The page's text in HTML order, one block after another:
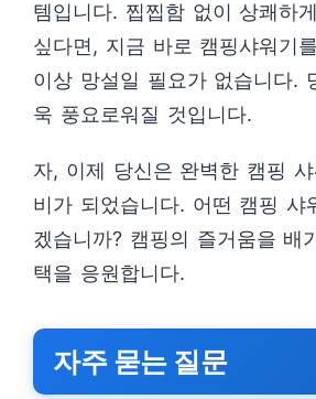
템입니다. 찝찝함 없이 상쾌하
싶다면, 지금 바로 캠핑샤워기
이상 망설일 필요가 없습니다.
욱 풍요로워질 것입니다.
자, 이제 당신은 완벽한 캠핑
비가 되었습니다. 어떤 캠핑 샤
겠습니까? 캠핑의 즐거움을 배
택을 응원합니다.
자주 묻는 질문